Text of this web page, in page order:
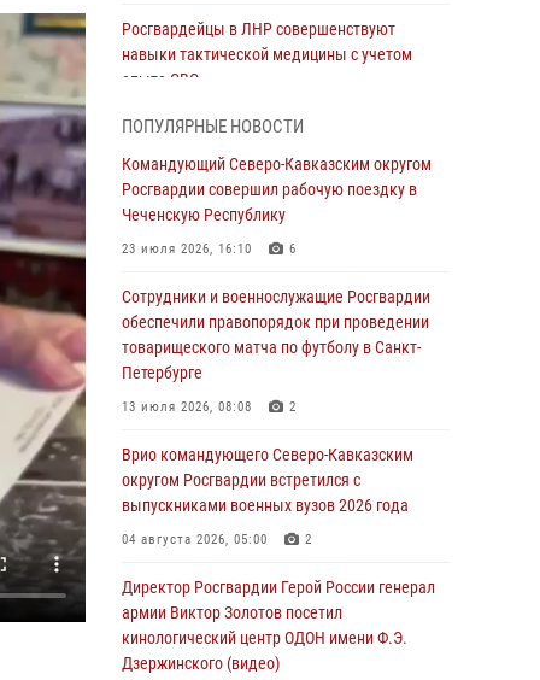
Росгвардейцы в ЛНР совершенствуют
навыки тактической медицины с учетом
опыта СВО
Росгвардейцы обеспечили безопасность
«Поезда Победы» в Кузбассе
08 августа 2026, 07:00
Республике Калмыкия исполнилось 20 лет
08 августа 2026, 07:00
В Кабардино-Балкарии сотрудники
Росгвардии провели турнир по настольному
08 августа 2026, 07:00
Военнослужащие Софринской бригады
Росгвардии встретились с участником
Ломоносова — дорогой к Победе в СВО»
(видео)
08 августа 2026, 07:00 2 1
ПОПУЛЯРНЫЕ НОВОСТИ
Командующий Северо-Кавказским округом
Росгвардии совершил рабочую поездку в
Чеченскую Республику
23 июля 2026, 16:10 6
Сотрудники и военнослужащие Росгвардии
обеспечили правопорядок при проведении
товарищеского матча по футболу в Санкт-
Петербурге
13 июля 2026, 08:08 2
Врио командующего Северо-Кавказским
округом Росгвардии встретился с
выпускниками военных вузов 2026 года
04 августа 2026, 05:00 2
Директор Росгвардии Герой России генерал
армии Виктор Золотов посетил
кинологический центр ОДОН имени Ф.Э.
Дзержинского (видео)